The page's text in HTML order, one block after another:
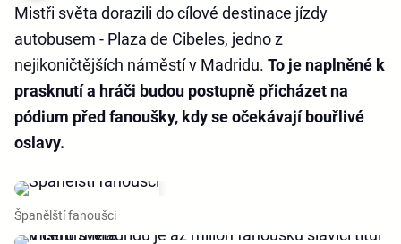
Mistři světa dorazili do cílové destinace jízdy
autobusem - Plaza de Cibeles, jedno z
nejikoničtějších náměstí v Madridu. To je naplněné k
prasknutí a hráči budou postupně přicházet na
pódium před fanoušky, kdy se očekávají bouřlivé
oslavy.
Španělští fanoušci